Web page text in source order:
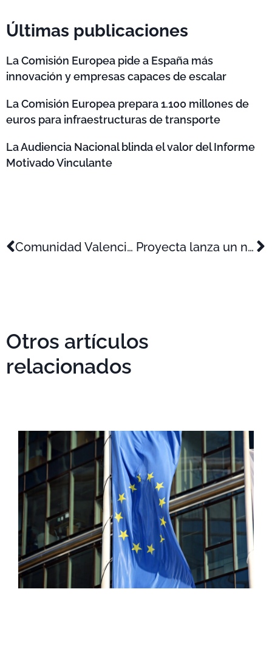
Últimas publicaciones
La Comisión Europea pide a España más
innovación y empresas capaces de escalar
La Comisión Europea prepara 1.100 millones de
euros para infraestructuras de transporte
La Audiencia Nacional blinda el valor del Informe
Motivado Vinculante
Comunidad Valenciana: Mucho por hacer en materia de innovación Proyecta lanza un nuevo site sobre Patent Box
Otros artículos
relacionados